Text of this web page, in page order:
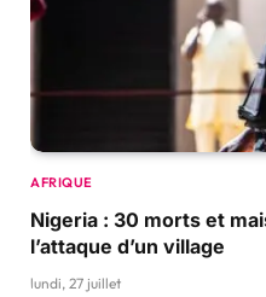
AFRIQUE
Nigeria : 30 morts et
l’attaque d’un village
lundi, 27 juillet